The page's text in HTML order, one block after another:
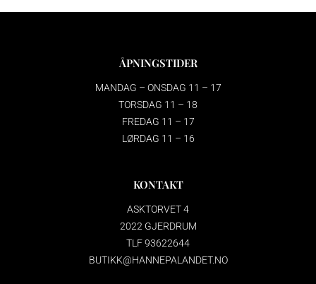
ÅPNINGSTIDER
MANDAG – ONSDAG 11 – 17
TORSDAG 11 – 18
FREDAG 11 – 17
LØRDAG 11 – 16
KONTAKT
ASKTORVET 4
2022 GJERDRUM
TLF 93622644
BUTIKK@HANNEPALANDET.NO